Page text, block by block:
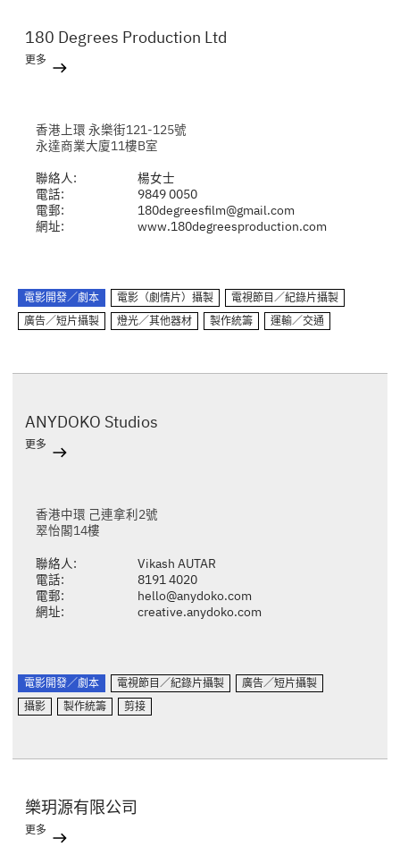
180 Degrees Production Ltd
更多
香港上環 永樂街121-125號
永達商業大廈11樓B室
聯絡人:
楊女士
電話:
9849 0050
電郵:
180degreesfilm@gmail.com
網址:
www.180degreesproduction.com
電影開發／劇本 電影（劇情片）攝製
電視節目／紀錄片攝製
廣告／短片攝製
燈光／其他器材 製作統籌 運輸／交通
ANYDOKO Studios
更多
香港中環 己連拿利2號
翠怡閣14樓
聯絡人:
Vikash AUTAR
電話:
8191 4020
電郵:
hello@anydoko.com
網址:
creative.anydoko.com
電影開發／劇本 電視節目／紀錄片攝製
廣告／短片攝製
攝影
製作統籌 剪接
樂玥源有限公司
更多